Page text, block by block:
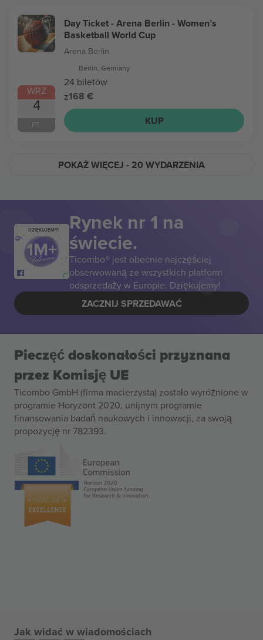
WRZ
4
PT.
Day Ticket - Arena Berlin - Women’s
Basketball World Cup
Arena Berlin
Berlin, Germany
24 biletów
z168 €
KUP
POKAŻ WIĘCEJ - 20 WYDARZENIA
DZIĘKUJEMY! Rynek nr 1 na
świecie.
Ticombo® jest obecnie najczęściej
obserwowaną ze wszystkich platform
odsprzedaży w Europie. Dziękujemy!
ZACZNIJ SPRZEDAWAĆ
Pieczęć doskonałości przyznana
przez Komisję UE
Ticombo GmbH (firma macierzysta) zostało wyróżnione w
programie Horyzont 2020, unijnym programie
finansowania badań naukowych i innowacji, za swoją
propozycję nr 782393.
Jak widać w wiadomościach